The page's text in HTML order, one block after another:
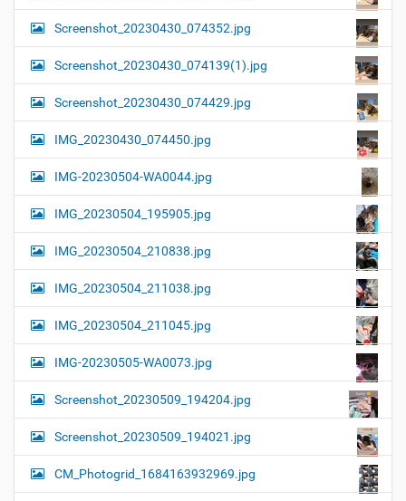
Screenshot_20230430_074352.jpg
Screenshot_20230430_074139(1).jpg
Screenshot_20230430_074429.jpg
IMG_20230430_074450.jpg
IMG-20230504-WA0044.jpg
IMG_20230504_195905.jpg
IMG_20230504_210838.jpg
IMG_20230504_211038.jpg
IMG_20230504_211045.jpg
IMG-20230505-WA0073.jpg
Screenshot_20230509_194204.jpg
Screenshot_20230509_194021.jpg
CM_Photogrid_1684163932969.jpg